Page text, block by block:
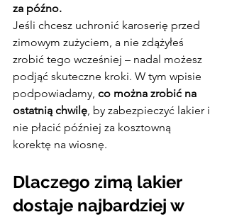
za późno.
Jeśli chcesz uchronić karoserię przed
zimowym zużyciem, a nie zdążyłeś
zrobić tego wcześniej – nadal możesz
podjąć skuteczne kroki. W tym wpisie
podpowiadamy, co można zrobić na
ostatnią chwilę , by zabezpieczyć lakier i
nie płacić później za kosztowną
korektę na wiosnę.
Dlaczego zimą lakier
dostaje najbardziej w